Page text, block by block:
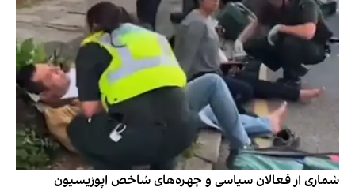
شماری از فعالان سیاسی و چهره‌های شاخص اپوزیسیون